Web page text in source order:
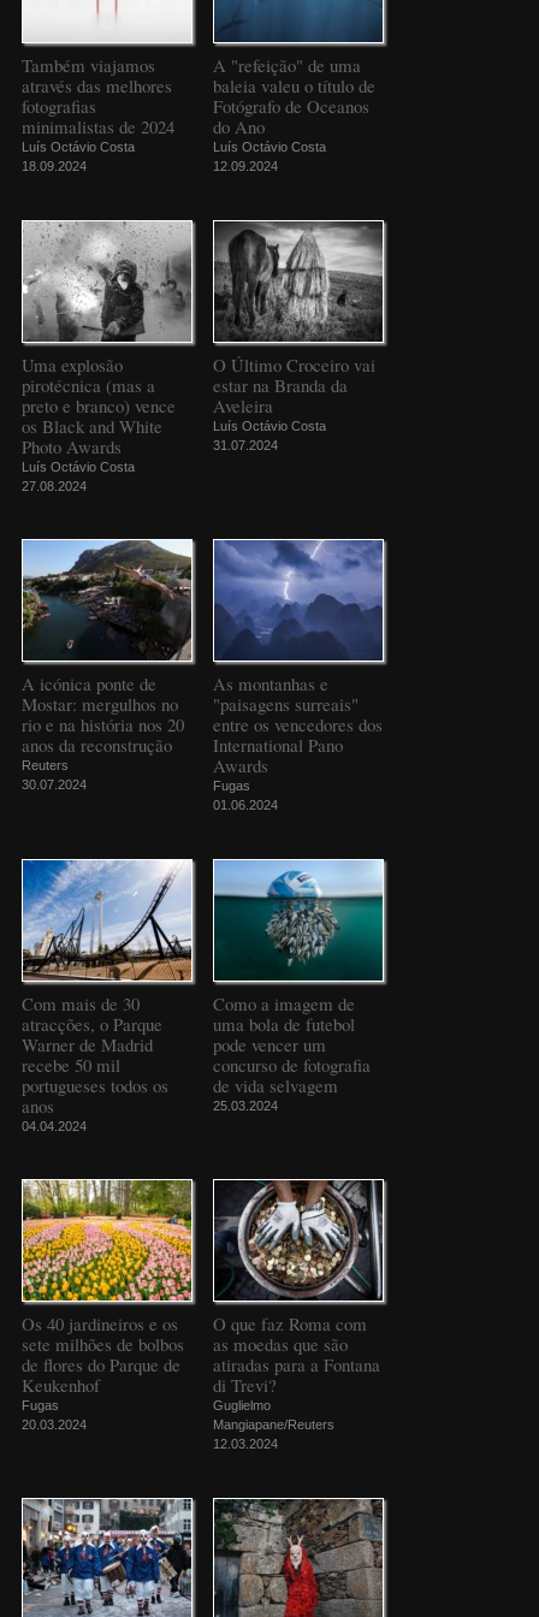
Também viajamos
através das melhores
fotografias
minimalistas de 2024
Luís Octávio Costa
18.09.2024
A "refeição" de uma
baleia valeu o título de
Fotógrafo de Oceanos
do Ano
Luís Octávio Costa
12.09.2024
Uma explosão
pirotécnica (mas a
preto e branco) vence
os Black and White
Photo Awards
Luís Octávio Costa
27.08.2024
O Último Croceiro vai
estar na Branda da
Aveleira
Luís Octávio Costa
31.07.2024
A icónica ponte de
Mostar: mergulhos no
rio e na história nos 20
anos da reconstrução
Reuters
30.07.2024
As montanhas e
"paisagens surreais"
entre os vencedores dos
International Pano
Awards
Fugas
01.06.2024
Com mais de 30
atracções, o Parque
Warner de Madrid
recebe 50 mil
portugueses todos os
anos
04.04.2024
Como a imagem de
uma bola de futebol
pode vencer um
concurso de fotografia
de vida selvagem
25.03.2024
Os 40 jardineiros e os
sete milhões de bolbos
de flores do Parque de
Keukenhof
Fugas
20.03.2024
O que faz Roma com
as moedas que são
atiradas para a Fontana
di Trevi?
Guglielmo
Mangiapane/Reuters
12.03.2024